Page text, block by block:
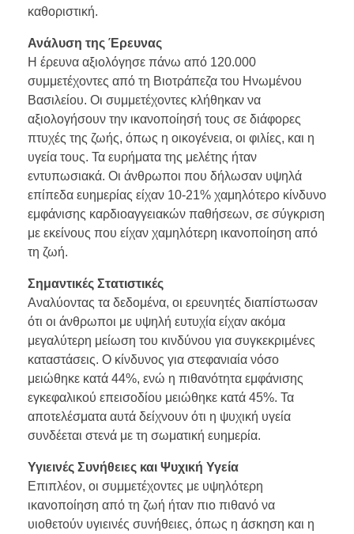
καθοριστική.
Ανάλυση της Έρευνας
Η έρευνα αξιολόγησε πάνω από 120.000
συμμετέχοντες από τη Βιοτράπεζα του Ηνωμένου
Βασιλείου. Οι συμμετέχοντες κλήθηκαν να
αξιολογήσουν την ικανοποίησή τους σε διάφορες
πτυχές της ζωής, όπως η οικογένεια, οι φιλίες, και η
υγεία τους. Τα ευρήματα της μελέτης ήταν
εντυπωσιακά. Οι άνθρωποι που δήλωσαν υψηλά
επίπεδα ευημερίας είχαν 10-21% χαμηλότερο κίνδυνο
εμφάνισης καρδιοαγγειακών παθήσεων, σε σύγκριση
με εκείνους που είχαν χαμηλότερη ικανοποίηση από
τη ζωή.
Σημαντικές Στατιστικές
Αναλύοντας τα δεδομένα, οι ερευνητές διαπίστωσαν
ότι οι άνθρωποι με υψηλή ευτυχία είχαν ακόμα
μεγαλύτερη μείωση του κινδύνου για συγκεκριμένες
καταστάσεις. Ο κίνδυνος για στεφανιαία νόσο
μειώθηκε κατά 44%, ενώ η πιθανότητα εμφάνισης
εγκεφαλικού επεισοδίου μειώθηκε κατά 45%. Τα
αποτελέσματα αυτά δείχνουν ότι η ψυχική υγεία
συνδέεται στενά με τη σωματική ευημερία.
Υγιεινές Συνήθειες και Ψυχική Υγεία
Επιπλέον, οι συμμετέχοντες με υψηλότερη
ικανοποίηση από τη ζωή ήταν πιο πιθανό να
υιοθετούν υγιεινές συνήθειες, όπως η άσκηση και η